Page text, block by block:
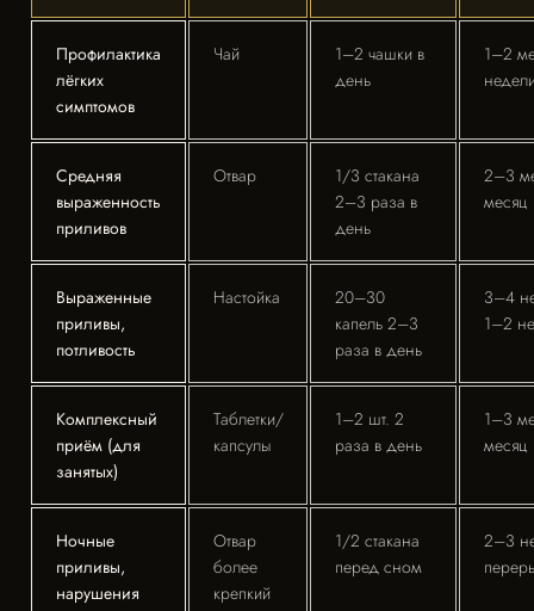
Профилактика
лёгких
симптомов
Чай
1–2 чашки в
день
1–2
Средняя
выраженность
приливов
Отвар
1/3 стакана
2–3 раза в
день
2–3
месяц
Выраженные
приливы,
потливость
Настойка
20–30
капель 2–3
раза в день
3–4
1–2
Комплексный
приём (для
занятых)
Таблетки/
капсулы
1–2 шт. 2
раза в день
1–3
месяц
Ночные
приливы,
нарушения
Отвар
более
крепкий
1/2 стакана
перед сном
2–3